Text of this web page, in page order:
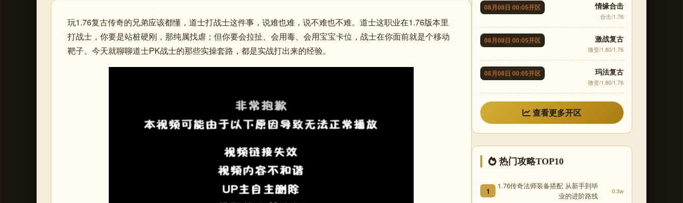
玩1.76复古传奇的兄弟应该都懂，道士打战士这件事，说难也难，说不难也不难。道士这职业在1.76版本里
打战士，你要是站桩硬刚，那纯属找虐；但你要会拉扯、会用毒、会用宝宝卡位，战士在你面前就是个移动
靶子。今天就聊聊道士PK战士的那些实操套路，都是实战打出来的经验。
08月08日 00:05开区 情缘合击
合击/1.76
08月08日 00:05开区 激战复古
微变/1.80/1.76
08月08日 00:05开区 玛法复古
微变/1.80/1.76
查看更多开区
热门攻略TOP10
1
1.76传奇法师装备搭配 从新手到毕
业的进阶路线
0.3w